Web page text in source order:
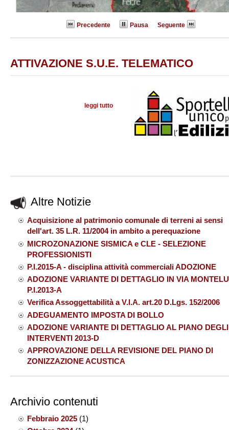
Precedente Pausa Seguente
ATTIVAZIONE S.U.E. TELEMATICO
leggi tuttosu
Altre Notizie
Acquisizione al patrimonio comunale di terreni ai sensi
dell'art. 35 L.R. 11/2004 in ambito a perequazione
MICROZONAZIONE SISMICA e CLE - SELEZIONE
PROFESSIONISTI
P.I.2015-A - disciplina attività commerciali ADOZIONE
ADOZIONE VARIANTE DI DETTAGLIO IN VIA
P.I.2013-A
Verifica Assoggettabilità a V.I.A. art.20 D.Lgs. 152/2006
ADEGUAMENTO IMPOSTA DI BOLLO
ADOZIONE VARIANTE DI DETTAGLIO AL PIANO DEGLI
INTERVENTI 2013-D
APPROVAZIONE DELLA REVISIONE DEL PIANO DI
ZONIZZAZIONE ACUSTICA
Archivio contenuti
Febbraio 2025(1)